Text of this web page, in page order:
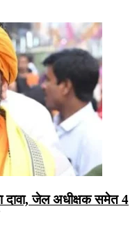
दावा, जेल अधीक्षक समेत 4